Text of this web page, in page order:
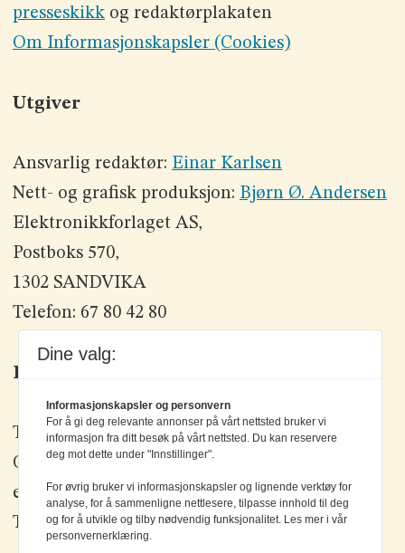
presseskikkog redaktørplakaten
Om Informasjonskapsler (Cookies)
Utgiver
Ansvarlig redaktør: Einar Karlsen
Nett- og grafisk produksjon: Bjørn Ø. Andersen
Elektronikkforlaget AS,
Postboks 570,
1302 SANDVIKA
Telefon: 67 80 42 80
Kontakt oss
Tlf: +47 67 80 42 80
Olav Brunborgs vei 6, 1396 Billingstad
epost: elektronikk@elektronikkforlaget.no
Tips oss:tips@elektronikkforlaget.no
Dine valg:
Informasjonskapsler og personvern
For å gi deg relevante annonser på vårt nettsted bruker vi
informasjon fra ditt besøk på vårt nettsted. Du kan reservere
deg mot dette under "Innstillinger".
For øvrig bruker vi informasjonskapsler og lignende verktøy for
analyse, for å sammenligne nettlesere, tilpasse innhold til deg
og for å utvikle og tilby nødvendig funksjonalitet. Les mer i vår
personvernerklæring.